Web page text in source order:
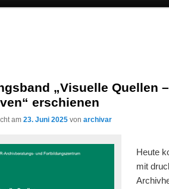
„Visuelle Quellen
erschienen
am23. Juni 2025 vonarchivar
Heute
mit